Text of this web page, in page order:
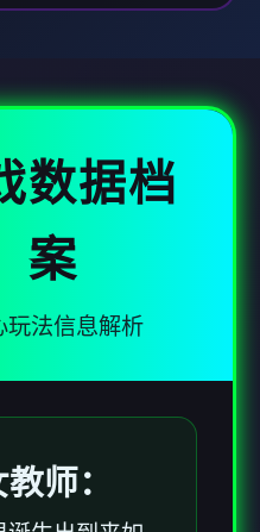
数据档
案
玩法信息解析
师：